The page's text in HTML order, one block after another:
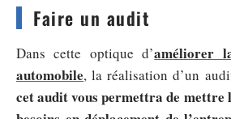
Faire un audit
Dans cette optique d’améliorer
automobile, la réalisation d’un
cet audit vous permettra de mettre